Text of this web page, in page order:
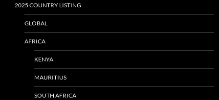
2025 COUNTRY LISTING
GLOBAL
AFRICA
KENYA
MAURITIUS
SOUTH AFRICA